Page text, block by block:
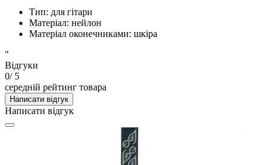
Тип: для гітари
Матеріал: нейлон
Матеріал оконечниками: шкіра
"
Відгуки
0/ 5
середній рейтинг товара
Написати відгук
Написати відгук